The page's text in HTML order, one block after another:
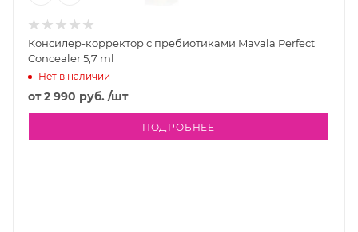
Консилер-корректор с пребиотиками Mavala Perfect
Concealer 5,7 ml
Нет в наличии
от2 990 руб. /шт
ПОДРОБНЕЕ